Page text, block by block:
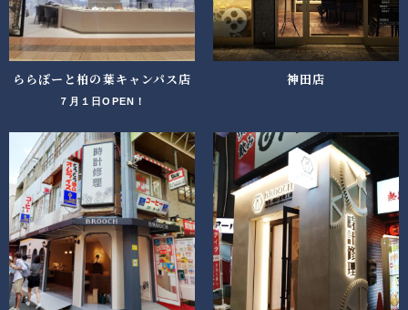
ららぽーと柏の葉キャンパス店
７月１日OPEN！
神田店